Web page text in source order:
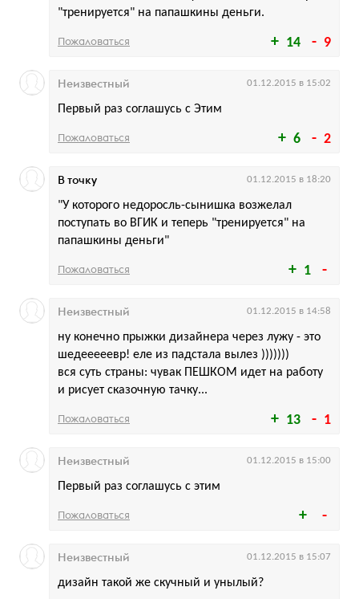
14 9
"тренируется" на папашкины деньги.
Пожаловаться
6 2
Первый раз соглашусь с Этим
Неизвестный 01.12.2015 в 15:02
Пожаловаться
1
"У которого недоросль-сынишка возжелал
поступать во ВГИК и теперь "тренируется" на
папашкины деньги"
В точку 01.12.2015 в 18:20
Пожаловаться
13 1
ну конечно прыжки дизайнера через лужу - это
шедееееевр! еле из падстала вылез )))))))
вся суть страны: чувак ПЕШКОМ идет на работу
и рисует сказочную тачку...
Неизвестный 01.12.2015 в 14:58
Пожаловаться
Первый раз соглашусь с этим
Неизвестный 01.12.2015 в 15:00
Пожаловаться
дизайн такой же скучный и унылый?
Неизвестный 01.12.2015 в 15:07